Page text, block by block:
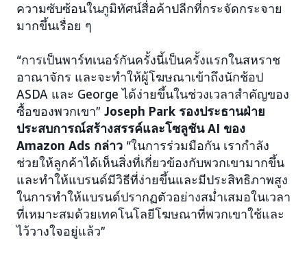
ความซับซ้อนในภูมิทัศน์สื่อค้าปลีกที่กระจัดกระจาย
มากขึ้นเรื่อย ๆ
“การเป็นพาร์ทเนอร์กันครั้งนี้เป็นครั้งแรกในสหราช
อาณาจักร และจะทำให้ผู้โฆษณาเข้าถึงนักช้อป
ASDA และ George ได้ง่ายขึ้นในช่วงเวลาสำคัญของ
ซื้อของพวกเขา” Joseph Park รองประธานฝ่าย
ประสบการณ์สร้างสรรค์และโซลูชัน AI ของ
Amazon Ads กล่าว “ในการร่วมมือกัน เรากำลัง
ช่วยให้ลูกค้าได้เห็นสิ่งที่เกี่ยวข้องกับพวกเขามากขึ้น
และทำให้แบรนด์มีวิธีที่ง่ายขึ้นและมีประสิทธิภาพสูง
ในการทำให้แบรนด์ปรากฏตัวอย่างสม่ำเสมอในเวลา
ที่เหมาะสมด้วยเทคโนโลยีโฆษณาที่พวกเขาใช้และ
ไว้วางใจอยู่แล้ว”